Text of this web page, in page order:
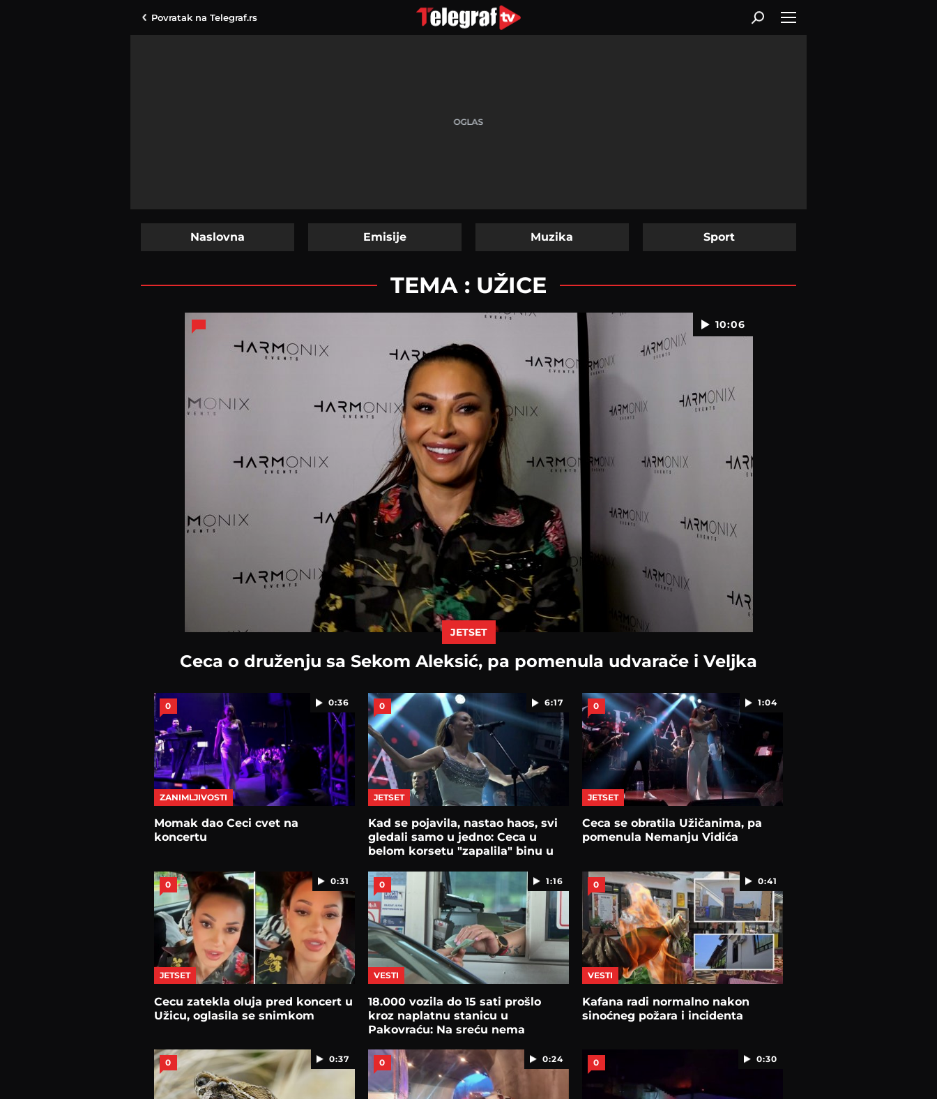
Povratak na Telegraf.rs
Naslovna Emisije Muzika Sport
TEMA : UŽICE
10:06
JETSET
Ceca o druženju sa Sekom Aleksić, pa pomenula udvarače i Veljka
0:36
0
ZANIMLJIVOSTI
Momak dao Ceci cvet na
koncertu
6:17
0
JETSET
Kad se pojavila, nastao haos, svi
gledali samo u jedno: Ceca u
belom korsetu "zapalila" binu u
1:04
0
JETSET
Ceca se obratila Užičanima, pa
pomenula Nemanju Vidića
0:31
0
JETSET
Cecu zatekla oluja pred koncert u
Užicu, oglasila se snimkom
1:16
0
VESTI
18.000 vozila do 15 sati prošlo
kroz naplatnu stanicu u
Pakovraću: Na sreću nema
0:41
0
VESTI
Kafana radi normalno nakon
sinoćneg požara i incidenta
0:37
0 0:24
0 0:30
0